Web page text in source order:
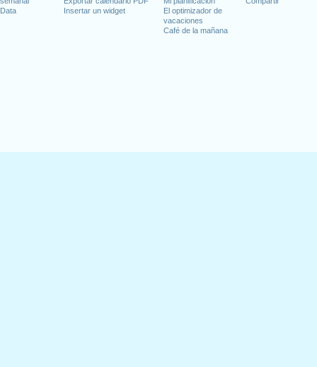
Data
Insertar un widget
El optimizador de
vacaciones
Café de la mañana